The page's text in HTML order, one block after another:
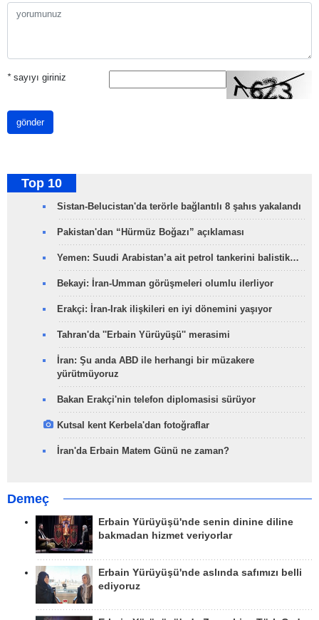
*sayıyı giriniz
gönder
Top 10
Sistan-Belucistan'da terörle bağlantılı 8 şahıs yakalandı
Pakistan'dan “Hürmüz Boğazı” açıklaması
Yemen: Suudi Arabistan’a ait petrol tankerini balistik…
Bekayi: İran-Umman görüşmeleri olumlu ilerliyor
Erakçi: İran-Irak ilişkileri en iyi dönemini yaşıyor
Tahran'da ''Erbain Yürüyüşü'' merasimi
İran: Şu anda ABD ile herhangi bir müzakere
yürütmüyoruz
Bakan Erakçi'nin telefon diplomasisi sürüyor
Kutsal kent Kerbela'dan fotoğraflar
İran'da Erbain Matem Günü ne zaman?
Demeç
Erbain Yürüyüşü'nde senin dinine diline
bakmadan hizmet veriyorlar
Erbain Yürüyüşü'nde aslında safımızı belli
ediyoruz